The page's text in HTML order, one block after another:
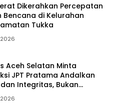
Dikerahkan Percepatan
Bencana di Kelurahan
Tukka
Aceh Selatan Minta
JPT Pratama Andalkan
Integritas, Bukan